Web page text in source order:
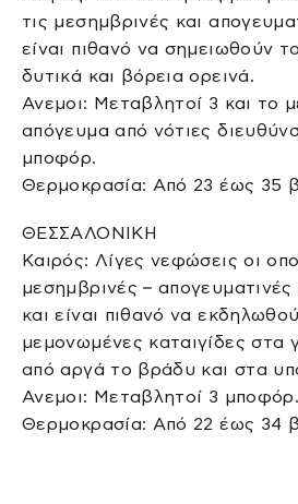
τις μεσημβρινές και
είναι πιθανό να σημειωθούν
δυτικά και βόρεια ορεινά.
Ανεμοι: Μεταβλητοί 3 και το
απόγευμα από νότιες
μποφόρ.
Θερμοκρασία: Από 23 έως 35
ΘΕΣΣΑΛΟΝΙΚΗ
Καιρός: Λίγες νεφώσεις οι
μεσημβρινές –
και είναι πιθανό να
μεμονωμένες καταιγίδες στα
από αργά το βράδυ και στα
Ανεμοι: Μεταβλητοί 3 μποφόρ.
Θερμοκρασία: Από 22 έως 34